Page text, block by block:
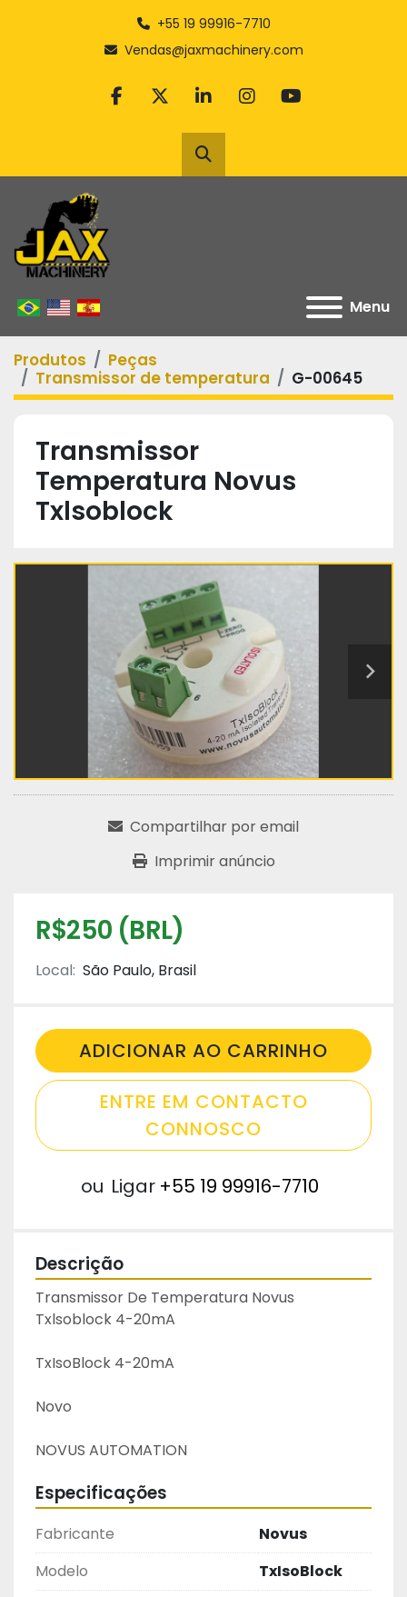
+55 19 99916-7710
Vendas@jaxmachinery.com
facebook
twitterlinkedininstagram
youtube
Pesquisar
Menu
Produtos
Peças
Transmissor de temperatura
G-00645
Transmissor
Temperatura Novus
Txlsoblock
Compartilhar por email
Imprimir anúncio
R$250 (BRL)
Local: São Paulo, Brasil
ADICIONAR AO CARRINHO
ENTRE EM CONTACTO
CONNOSCO
ou Ligar +55 19 99916-7710
Descrição
Transmissor De Temperatura Novus
Txlsoblock 4-20mA
TxIsoBlock 4-20mA
Novo
NOVUS AUTOMATION
Especificações
Fabricante
Novus
Modelo
TxIsoBlock